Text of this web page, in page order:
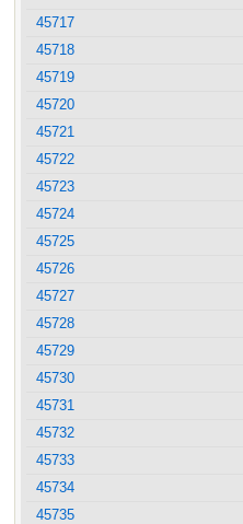
45717
45718
45719
45720
45721
45722
45723
45724
45725
45726
45727
45728
45729
45730
45731
45732
45733
45734
45735